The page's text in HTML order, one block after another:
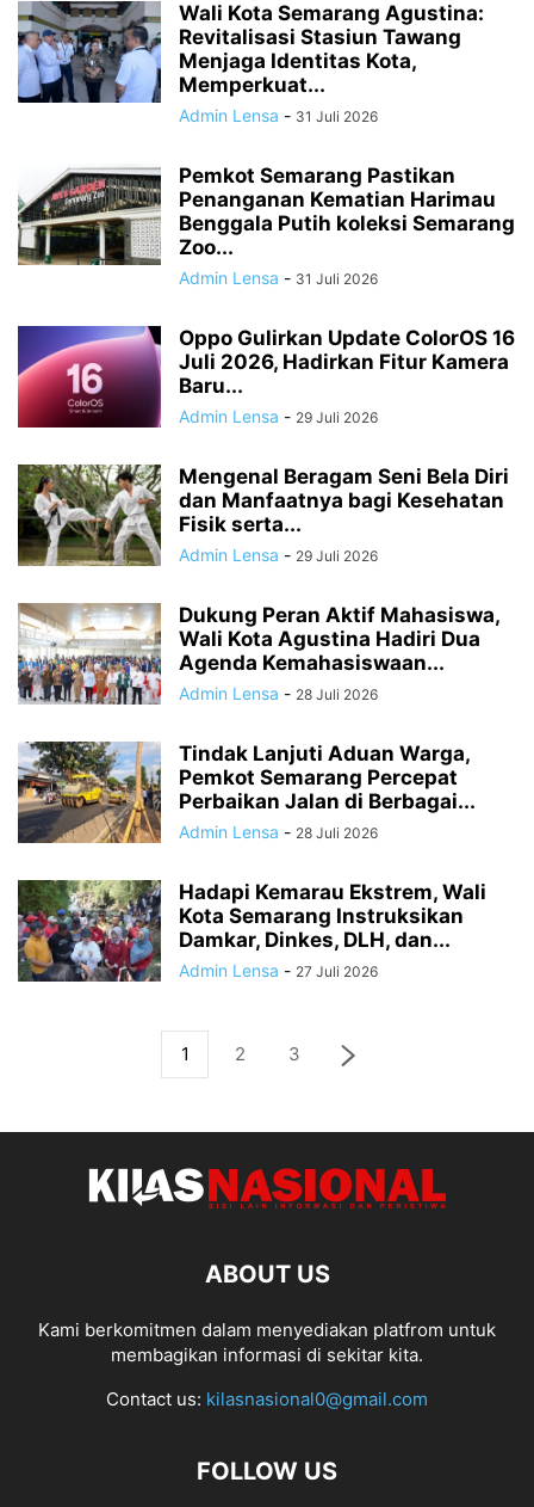
Wali Kota Semarang Agustina:
Revitalisasi Stasiun Tawang
Menjaga Identitas Kota,
Memperkuat...
Admin Lensa - 31 Juli 2026
Pemkot Semarang Pastikan
Penanganan Kematian Harimau
Benggala Putih koleksi Semarang
Zoo...
Admin Lensa - 31 Juli 2026
Oppo Gulirkan Update ColorOS 16
Juli 2026, Hadirkan Fitur Kamera
Baru...
Admin Lensa - 29 Juli 2026
Mengenal Beragam Seni Bela Diri
dan Manfaatnya bagi Kesehatan
Fisik serta...
Admin Lensa - 29 Juli 2026
Dukung Peran Aktif Mahasiswa,
Wali Kota Agustina Hadiri Dua
Agenda Kemahasiswaan...
Admin Lensa - 28 Juli 2026
Tindak Lanjuti Aduan Warga,
Pemkot Semarang Percepat
Perbaikan Jalan di Berbagai...
Admin Lensa - 28 Juli 2026
Hadapi Kemarau Ekstrem, Wali
Kota Semarang Instruksikan
Damkar, Dinkes, DLH, dan...
Admin Lensa - 27 Juli 2026
1 2 3
ABOUT US
Kami berkomitmen dalam menyediakan platfrom untuk
membagikan informasi di sekitar kita.
Contact us: kilasnasional0@gmail.com
FOLLOW US